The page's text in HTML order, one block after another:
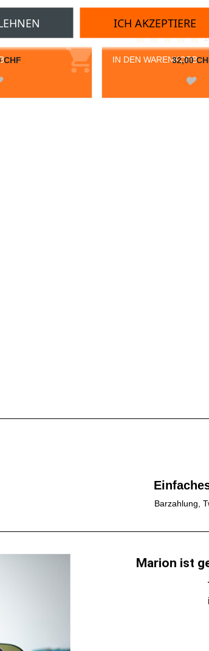
CHF IN DEN WARENKORB
32,00
Barzahlung,
Marion ist
ICH AKZEPTIERE